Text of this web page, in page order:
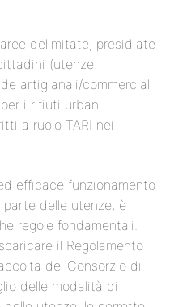
delimitate, presidiate
(utenze
artigianali/commerciali
i rifiuti urbani
a ruolo TARI nei
efficace funzionamento
delle utenze, è
regole fondamentali.
il Regolamento
del Consorzio di
delle modalità di